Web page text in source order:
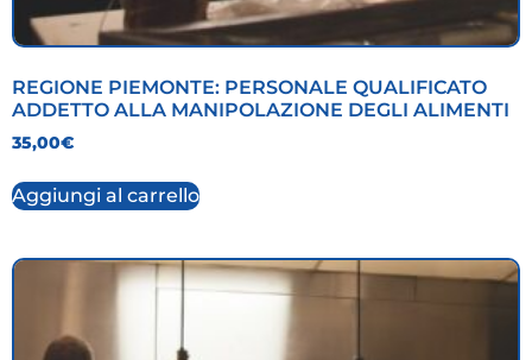
REGIONE PIEMONTE: PERSONALE QUALIFICATO
ADDETTO ALLA MANIPOLAZIONE DEGLI ALIMENTI
35,00€
Aggiungi al carrello